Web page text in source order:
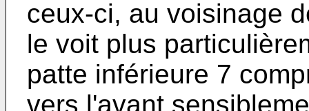
ceux-ci, au voisinage
le voit plus
patte inférieure 7
vers l'avant